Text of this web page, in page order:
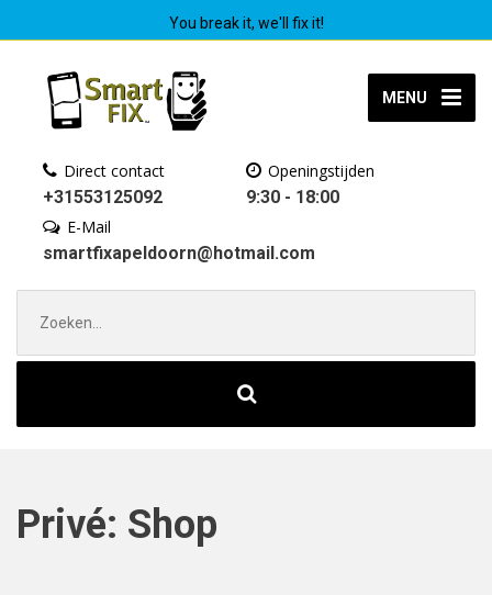
You break it, we'll fix it!
MENU
Direct contact
+31553125092
Openingstijden
9:30 - 18:00
E-Mail
smartfixapeldoorn@hotmail.com
naar:
Privé: Shop